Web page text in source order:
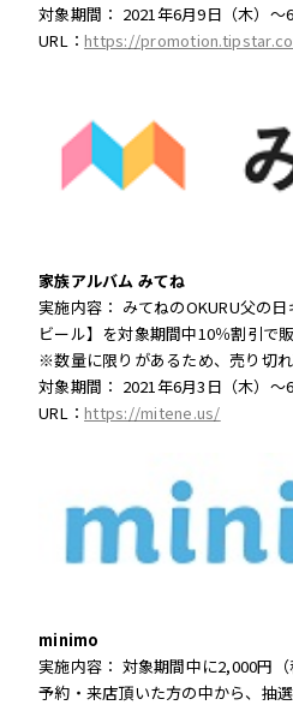
対象期間： 2021年6月9日（木）～6
URL：https://
家族アルバム みてね
実施内容： みてねのOKURU父の
ビール】を対象期間中10％割引で販
※数量に限りがあるため、売り切
対象期間： 2021年6月3日（木）～6
URL：https://mitene.us/
minimo
実施内容： 対象期間中に2,000円
予約・来店頂いた方の中から、抽